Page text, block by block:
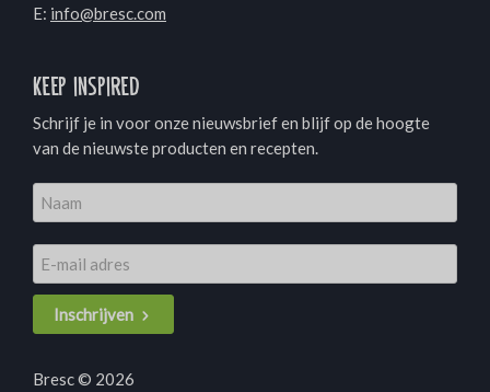
E: info@bresc.com
Keep inspired
Schrijf je in voor onze nieuwsbrief en blijf op de hoogte
van de nieuwste producten en recepten.
Inschrijven
Bresc © 2026